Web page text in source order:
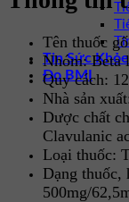
Tin Sức Khỏe
Đo BMI
Tên thuốc
Nhóm: Beta
Quy cách:
Nhà sản
Dược chất
Clavulanic
Loại thuốc:
Dạng thuốc,
500mg/